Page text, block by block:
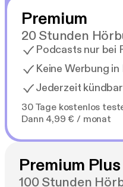
Premium
20 Stunden
Podcasts nur bei
Keine Werbung
Jederzeit kündbar
30 Tage kostenlos
Dann 4,99 € / monat
Premium Plus
100 Stunden